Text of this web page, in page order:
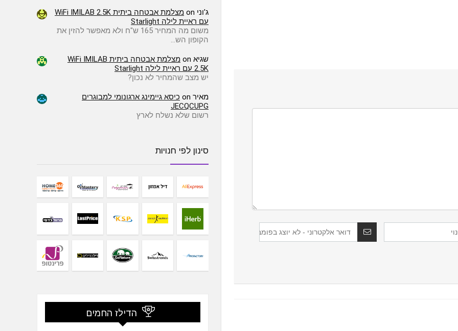
ג'וני on
מצלמת אבטחה ביתית WiFi IMILAB 2.5K
עם ראיית לילה Starlight
משום מה המחיר 165 ש"ח ולא מאפשר להזין את
הקופון הש…
שגיא on
מצלמת אבטחה ביתית WiFi IMILAB
2.5K עם ראיית לילה Starlight
יש מצב שהמחיר לא נכון?
מאיר on כיסא גיימינג ארגונומי למבוגרים
JECQCUPG
רשום שלא נשלח לארץ
סינון לפי חנויות
הדילז החמים